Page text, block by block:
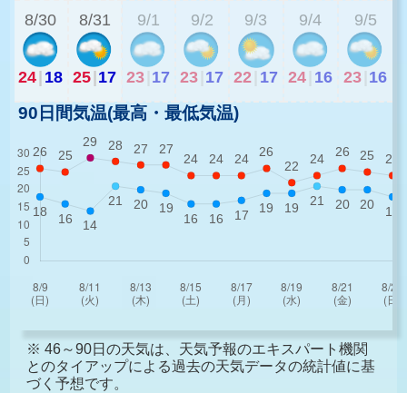
8/30
24| 18
8/31
25|17
9/1
23 17
9/2
23 17
9/3
22 17
9/4
24 16
9/5
23 16
90日間気温(最高・最低気温)
※ 46～90日の天気は、天気予報のエキスパート機関
とのタイアップによる過去の天気データの統計値に基
づく予想です。